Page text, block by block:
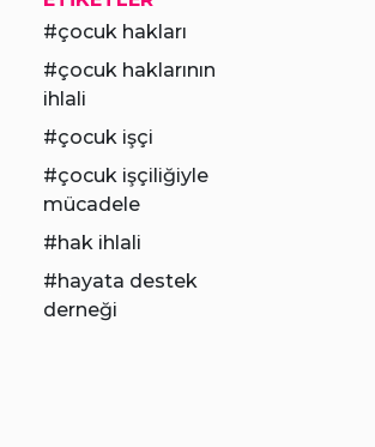
çocuk hakları
çocuk haklarının
ihlali
çocuk işçi
çocuk işçiliğiyle
mücadele
hak ihlali
hayata destek
derneği